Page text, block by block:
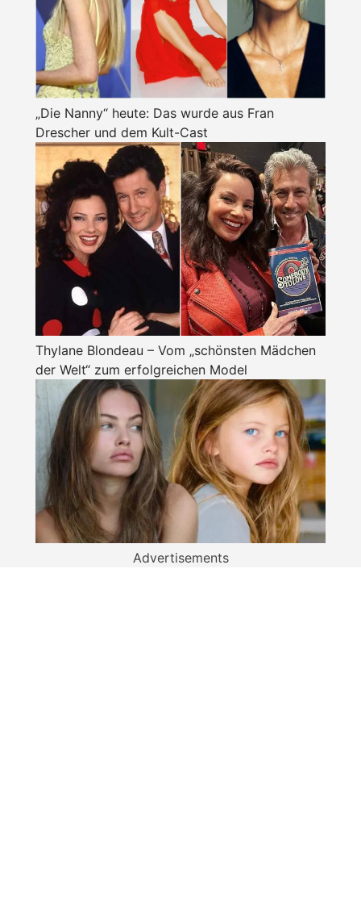
„Die Nanny“ heute: Das wurde aus Fran
Drescher und dem Kult-Cast
Thylane Blondeau – Vom „schönsten Mädchen
der Welt“ zum erfolgreichen Model
Advertisements